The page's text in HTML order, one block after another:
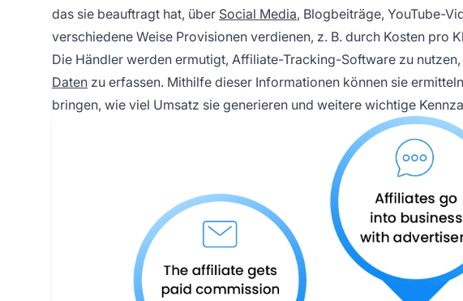
das sie beauftragt hat, über Social Media, Blogbeiträge, YouTube-
verschiedene Weise Provisionen verdienen, z. B. durch Kosten pro
Die Händler werden ermutigt, Affiliate-Tracking-Software zu
Daten zu erfassen. Mithilfe dieser Informationen können sie
bringen, wie viel Umsatz sie generieren und weitere wichtige